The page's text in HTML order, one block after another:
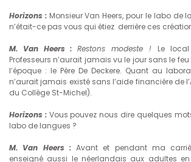
Horizons : Monsieur Van Heers, pour le labo de
n’était-ce pas vous qui étiez derrière ces
M. Van Heers :Restons modeste ! Le
Professeurs n’aurait jamais vu le jour sans le
l’époque : le Père De Deckere. Quant au
n’aurait jamais existé sans l’aide financière de
du Collège St-Michel).
Horizons : Vous pouvez nous dire quelques
labo de langues ?
M. Van Heers :Avant et pendant ma
enseigné aussi le néerlandais aux adultes